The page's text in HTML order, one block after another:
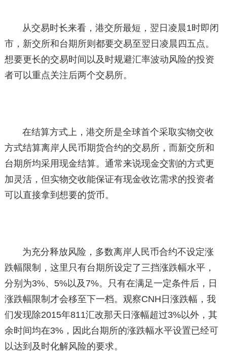
从交易时长来看，港交所最短，翌日凌晨1时即闭
市，新交所和台期所则都要交易至翌日凌晨四五点。
想要更长的交易时间以及时规避汇率波动风险的投资
者可以重点关注后两个交易所。
在结算方式上，港交所是全球首个采取实物交收
方式结算离岸人民币期货合约的交易所，而新交所和
台期所均采用现金结算。通常来说现金交割的方式更
加灵活，但实物交收能保证有现金收讫需求的投资者
可以直接拿到想要的货币。
为充分释放风险，多数离岸人民币合约不设定涨
跌幅限制，这里只有台期所设定了三挡涨跌幅水平，
分别为3%、5%以及7%。只有在满足一定条件后，日
涨跌幅限制才会移至下一档。观察CNH日涨跌幅，我
们发现除2015年811汇改那天日涨幅超过3%以外，其
余时间均在3%，因此台期所的涨跌幅水平设置已经可
以达到及时化解风险的要求。